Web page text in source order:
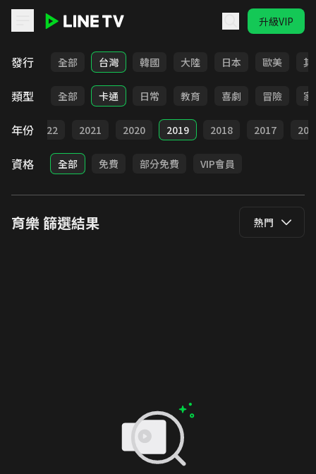
升級VIP
發行 全部 台灣 韓國 大陸 日本 歐美 其
類型 全部 卡通 日常 教育 喜劇 冒險 家
年份 2022 2021 2020 2019 2018 2017
資格 全部 免費 部分免費 VIP會員
育樂篩選結果 熱門